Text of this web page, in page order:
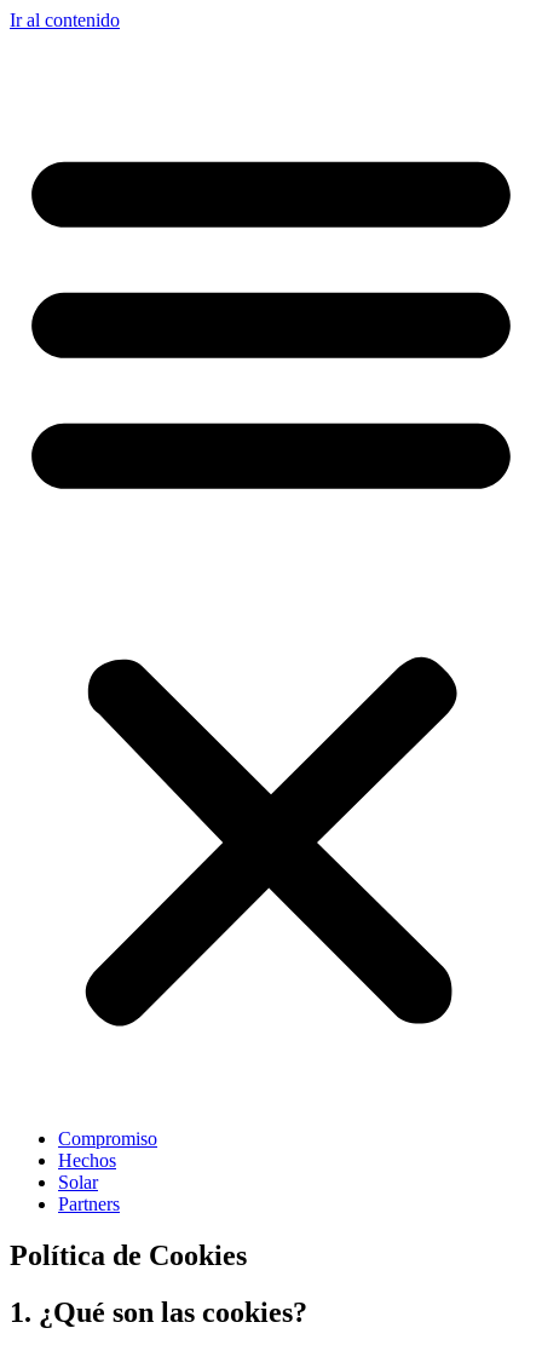
Ir al contenido
Compromiso
Hechos
Solar
Partners
Política de Cookies
1. ¿Qué son las cookies?